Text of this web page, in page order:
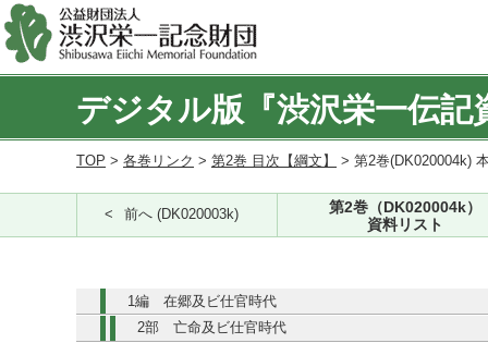
デジタル版『渋沢栄一伝記
TOP > 各巻リンク > 第2巻 目次【綱文】 > 第2巻(DK020004k)
前へ (DK020003k)
第2巻（DK020004k）
資料リスト
1編 在郷及ビ仕官時代
2部 亡命及ビ仕官時代